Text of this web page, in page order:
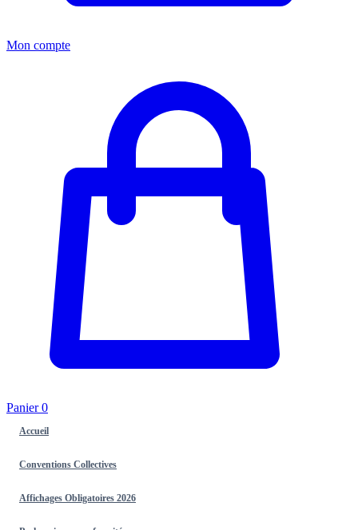
Mon compte
Panier0
Accueil
Conventions Collectives
Affichages Obligatoires 2026